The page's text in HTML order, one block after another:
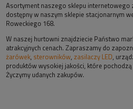
Asortyment naszego sklepu internetowego
dostępny w naszym sklepie stacjonarnym
Roweckiego 168.
W naszej hurtowni znajdziecie Państwo
atrakcyjnych cenach. Zapraszamy do
żarówek, sterowników, zasilaczy LED,
produktów wysokiej jakości, które
Życzymy udanych zakupów.